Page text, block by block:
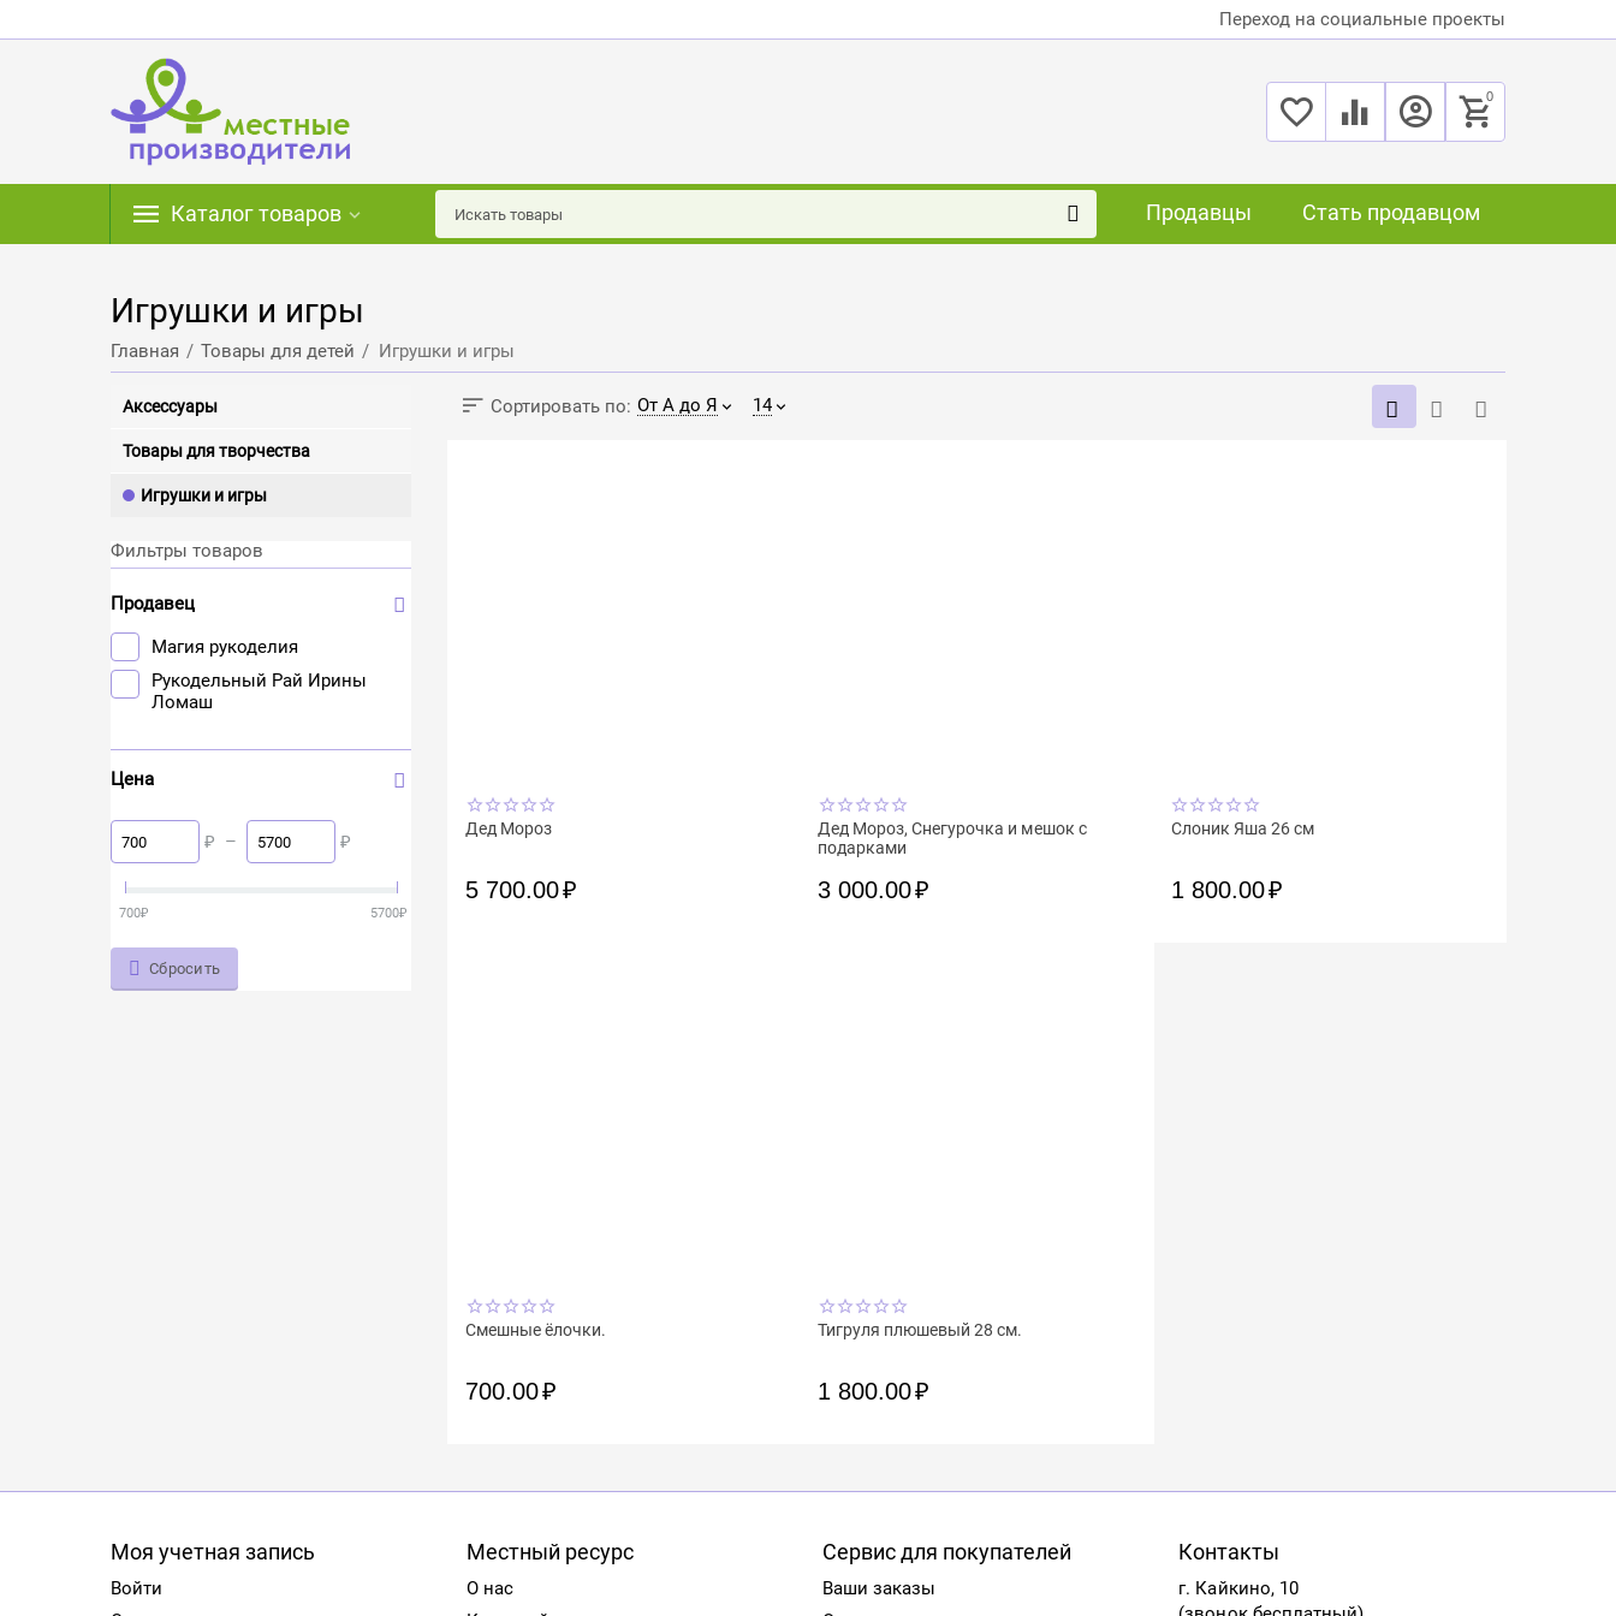
Переход на социальные проекты
0
Каталог товаров Стать продавцом
Продавцы
Игрушки и игры
Главная / Товары для детей / Игрушки и игры
Сортировать по: От А до Я 14
Дед Мороз
5 700.00₽
Дед Мороз, Снегурочка и мешок с
подарками
3 000.00₽
Слоник Яша 26 см
1 800.00₽
Смешные ёлочки.
700.00₽
Тигруля плюшевый 28 см.
1 800.00₽
Аксессуары
Товары для творчества
Игрушки и игры
Фильтры товаров
Продавец
Магия рукоделия
Рукодельный Рай Ирины
Ломаш
Цена
₽ – ₽
700₽ 5700₽
Сбросить
Моя учетная запись
Войти
Местный ресурс
О нас
Сервис для покупателей
Ваши заказы
Контакты
г. Кайкино, 10